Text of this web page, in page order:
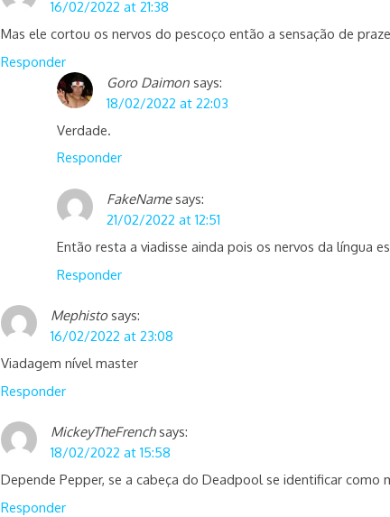
16/02/2022 at 21:38
Mas ele cortou os nervos do pescoço então a sensação de
Responder
Goro Daimon says:
18/02/2022 at 22:03
Verdade.
Responder
FakeName says:
21/02/2022 at 12:51
Então resta a viadisse ainda pois os nervos da língua
Responder
Mephisto says:
16/02/2022 at 23:08
Viadagem nível master
Responder
MickeyTheFrench says:
18/02/2022 at 15:58
Depende Pepper, se a cabeça do Deadpool se identificar
Responder